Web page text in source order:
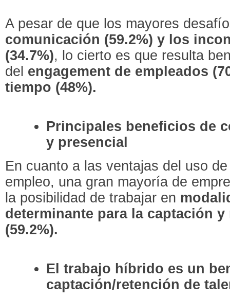
A pesar de que los mayores
comunicación (59.2%) y los
(34.7%), lo cierto es que resulta
del engagement de empleados
tiempo (48%).
Principales beneficios de
y presencial
En cuanto a las ventajas del uso
empleo, una gran mayoría de
la posibilidad de trabajar en
determinante para la captación
(59.2%).
El trabajo híbrido es un
captación/retención de